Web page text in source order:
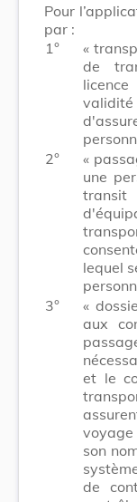
Pour
par :
1°
«
de
2°
«
une
transit
lequel
3°
«
aux
et le
son
de